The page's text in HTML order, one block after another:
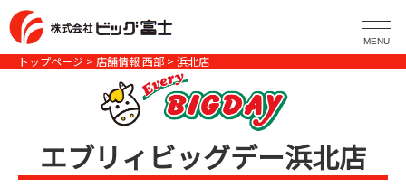
ン
テ
MENU
トップページ > 店舗情報 西部 > 浜北店
エブリィビッグデー浜北店